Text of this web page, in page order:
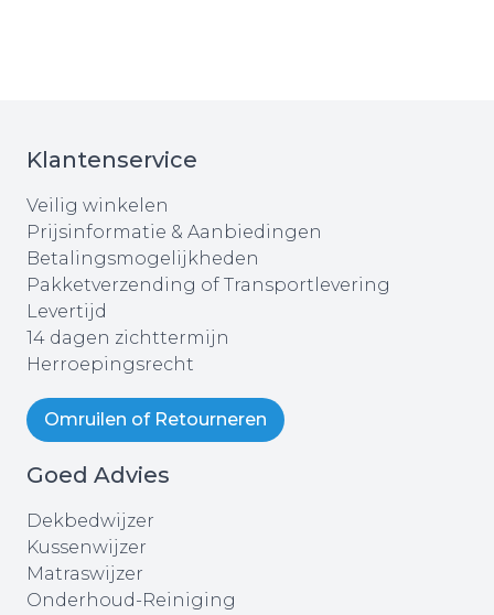
Klantenservice
Veilig winkelen
Prijsinformatie & Aanbiedingen
Betalingsmogelijkheden
Pakketverzending of Transportlevering
Levertijd
14 dagen zichttermijn
Herroepingsrecht
Omruilen of Retourneren
Goed Advies
Dekbedwijzer
Kussenwijzer
Matraswijzer
Onderhoud-Reiniging